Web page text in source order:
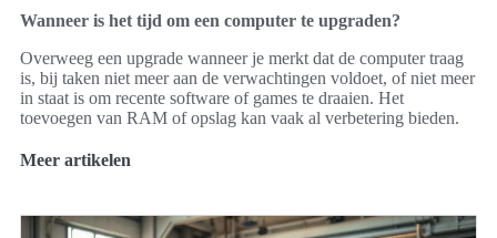
Wanneer is het tijd om een computer te upgraden?
Overweeg een upgrade wanneer je merkt dat de computer traag
is, bij taken niet meer aan de verwachtingen voldoet, of niet meer
in staat is om recente software of games te draaien. Het
toevoegen van RAM of opslag kan vaak al verbetering bieden.
Meer artikelen